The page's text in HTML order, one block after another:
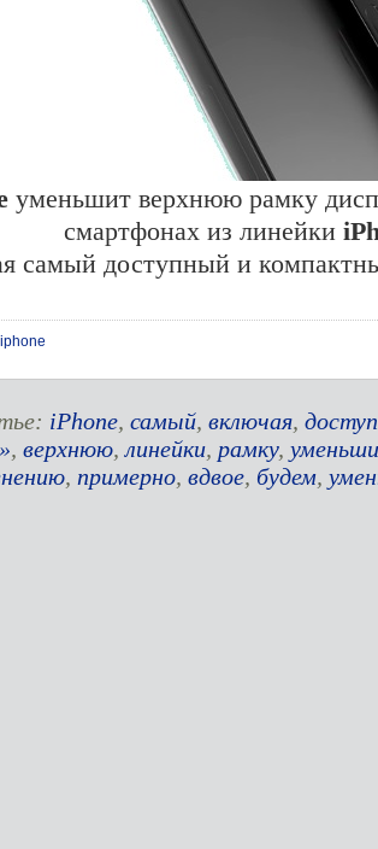
уменьшит верхнюю рамку
смартфонах из линейки
самый доступный и
iphone
iPhone, самый, включая,
, верхнюю,линейки, рамку,
, примерно, вдвое, будем,